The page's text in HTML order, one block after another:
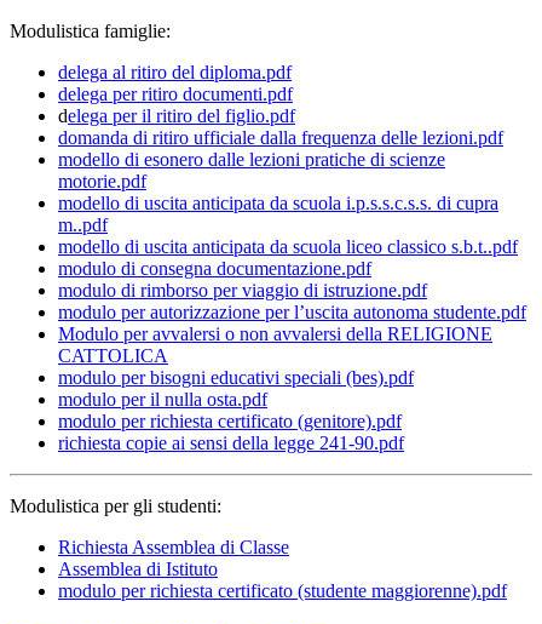
Modulistica famiglie:
delega al ritiro del diploma.pdf
delega per ritiro documenti.pdf
delega per il ritiro del figlio.pdf
domanda di ritiro ufficiale dalla frequenza delle lezioni.pdf
modello di esonero dalle lezioni pratiche di scienze
motorie.pdf
modello di uscita anticipata da scuola i.p.s.s.c.s.s. di cupra
m..pdf
modello di uscita anticipata da scuola liceo classico s.b.t..pdf
modulo di consegna documentazione.pdf
modulo di rimborso per viaggio di istruzione.pdf
modulo per autorizzazione per l’uscita autonoma studente.pdf
Modulo per avvalersi o non avvalersi della RELIGIONE
CATTOLICA
modulo per bisogni educativi speciali (bes).pdf
modulo per il nulla osta.pdf
modulo per richiesta certificato (genitore).pdf
richiesta copie ai sensi della legge 241-90.pdf
Modulistica per gli studenti:
Richiesta Assemblea di Classe
Assemblea di Istituto
modulo per richiesta certificato (studente maggiorenne).pdf